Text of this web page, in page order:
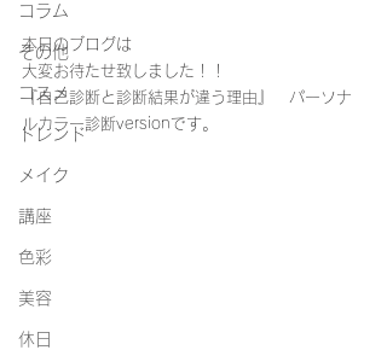
コラム
その他
コスメ
トレンド
メイク
講座
色彩
美容
休日
本日のブログは
大変お待たせ致しました！！
『自己診断と診断結果が違う理由』　パーソナ
ルカラー診断versionです。